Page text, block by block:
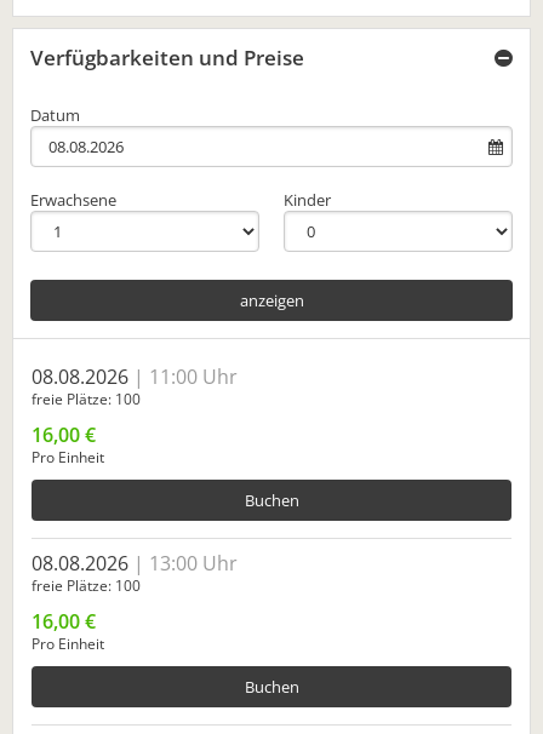
Verfügbarkeiten und Preise
Datum
Erwachsene Kinder
anzeigen
08.08.2026 11:00 Uhr
freie Plätze 100
16,00 €
Pro Einheit
Buchen
08.08.2026 13:00 Uhr
freie Plätze 100
16,00 €
Pro Einheit
Buchen